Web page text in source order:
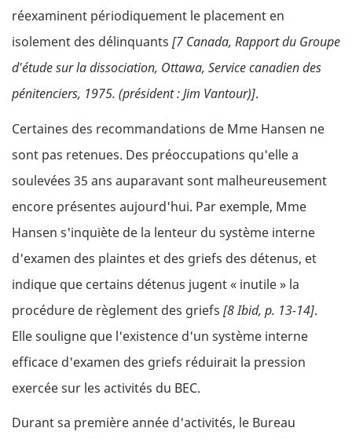
réexaminent périodiquement le placement en
isolement des délinquants [7 Canada, Rapport du Groupe
d'étude sur la dissociation, Ottawa, Service canadien des
pénitenciers, 1975. (président : Jim Vantour)].
Certaines des recommandations de Mme Hansen ne
sont pas retenues. Des préoccupations qu'elle a
soulevées 35 ans auparavant sont malheureusement
encore présentes aujourd'hui. Par exemple, Mme
Hansen s'inquiète de la lenteur du système interne
d'examen des plaintes et des griefs des détenus, et
indique que certains détenus jugent « inutile » la
procédure de règlement des griefs [8 Ibid, p. 13-14].
Elle souligne que l'existence d'un système interne
efficace d'examen des griefs réduirait la pression
exercée sur les activités du BEC.
Durant sa première année d'activités, le Bureau